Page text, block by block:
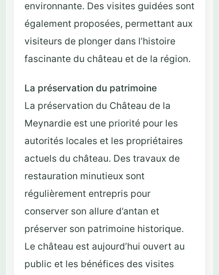
environnante. Des visites guidées sont
également proposées, permettant aux
visiteurs de plonger dans l’histoire
fascinante du château et de la région.
La préservation du patrimoine
La préservation du Château de la
Meynardie est une priorité pour les
autorités locales et les propriétaires
actuels du château. Des travaux de
restauration minutieux sont
régulièrement entrepris pour
conserver son allure d’antan et
préserver son patrimoine historique.
Le château est aujourd’hui ouvert au
public et les bénéfices des visites